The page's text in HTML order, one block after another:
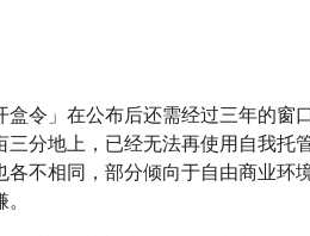
盒令」在公布后还需经过三年的
三分地上，已经无法再使用自我
各不相同，部分倾向于自由商业